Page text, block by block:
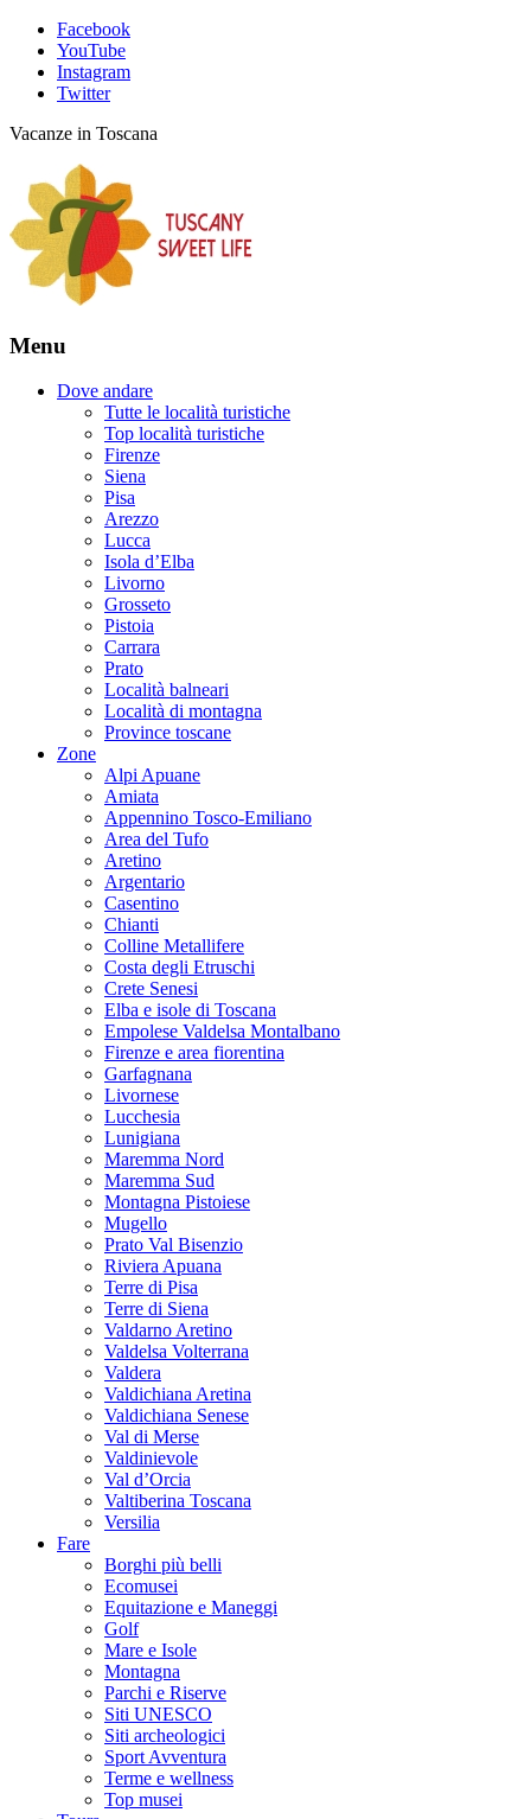
Facebook
YouTube
Instagram
Twitter
Vacanze in Toscana
Menu
Dove andare
Tutte le località turistiche
Top località turistiche
Firenze
Siena
Pisa
Arezzo
Lucca
Isola d’Elba
Livorno
Grosseto
Pistoia
Carrara
Prato
Località balneari
Località di montagna
Province toscane
Zone
Alpi Apuane
Amiata
Appennino Tosco-Emiliano
Area del Tufo
Aretino
Argentario
Casentino
Chianti
Colline Metallifere
Costa degli Etruschi
Crete Senesi
Elba e isole di Toscana
Empolese Valdelsa Montalbano
Firenze e area fiorentina
Garfagnana
Livornese
Lucchesia
Lunigiana
Maremma Nord
Maremma Sud
Montagna Pistoiese
Mugello
Prato Val Bisenzio
Riviera Apuana
Terre di Pisa
Terre di Siena
Valdarno Aretino
Valdelsa Volterrana
Valdera
Valdichiana Aretina
Valdichiana Senese
Val di Merse
Valdinievole
Val d’Orcia
Valtiberina Toscana
Versilia
Fare
Borghi più belli
Ecomusei
Equitazione e Maneggi
Golf
Mare e Isole
Montagna
Parchi e Riserve
Siti UNESCO
Siti archeologici
Sport Avventura
Terme e wellness
Top musei